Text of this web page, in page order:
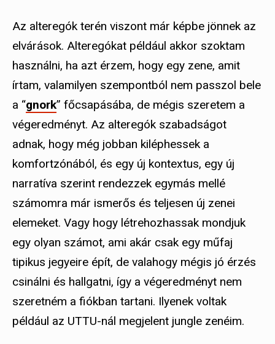
Az alteregók terén viszont már képbe jönnek az
elvárások. Alteregókat például akkor szoktam
használni, ha azt érzem, hogy egy zene, amit
írtam, valamilyen szempontból nem passzol bele
a “gnork” főcsapásába, de mégis szeretem a
végeredményt. Az alteregók szabadságot
adnak, hogy még jobban kiléphessek a
komfortzónából, és egy új kontextus, egy új
narratíva szerint rendezzek egymás mellé
számomra már ismerős és teljesen új zenei
elemeket. Vagy hogy létrehozhassak mondjuk
egy olyan számot, ami akár csak egy műfaj
tipikus jegyeire épít, de valahogy mégis jó érzés
csinálni és hallgatni, így a végeredményt nem
szeretném a fiókban tartani. Ilyenek voltak
például az UTTU-nál megjelent jungle zenéim.